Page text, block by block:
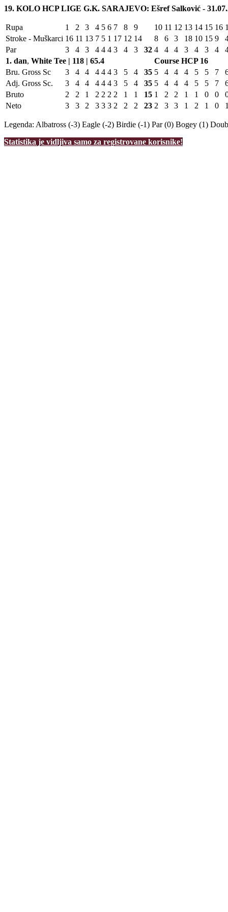
19. KOLO HCP LIGE G.K. SARAJEVO: Ešref Salković -
Rupa 1 2 3 4 5 6 7 8 9 10 11 12 13 14 15 16
Stroke - Muškarci 16 11 13 7 5 1 17 12 14 8 6 3 18 10 15 9
Par
3 4 3 4 4 4 3 4 3 32 4 4 4 3 4 3 4
1. dan, White Tee | 118 | 65.4 Course HCP 16
Bru. Gross Sc
3 4 4 4 4 4 3 5 4 35 5 4 4 4 5 5 7
Adj. Gross Sc.
3 4 4 4 4 4 3 5 4 35 5 4 4 4 5 5 7
Bruto
2 2 1 2 2 2 2 1 1 15 1 2 2 1 1 0 0
Neto
3 3 2 3 3 3 2 2 2 23 2 3 3 1 2 1 0
Legenda: Albatross (-3) Eagle (-2) Birdie (-1) Par (0) Bogey (1)
Statistika je vidljiva samo za registrovane korisnike!